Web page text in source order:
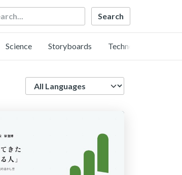
Science Storyboards Technology